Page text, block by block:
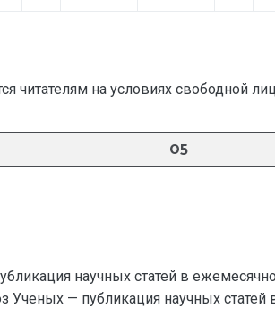
читателям на условиях свободной
05
научных статей в
Ученых — публикация научных